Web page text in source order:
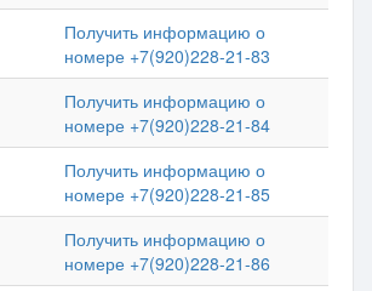
Получить информацию о
номере +7(920)228-21-83
Получить информацию о
номере +7(920)228-21-84
Получить информацию о
номере +7(920)228-21-85
Получить информацию о
номере +7(920)228-21-86